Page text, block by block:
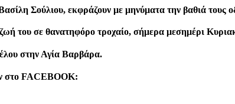
Σούλιου, εκφράζουν με μηνύματα την βαθιά τους
του σε θανατηφόρο τροχαίο, σήμερα μεσημέρι
στην Αγία Βαρβάρα.
στο FACEBOOK: